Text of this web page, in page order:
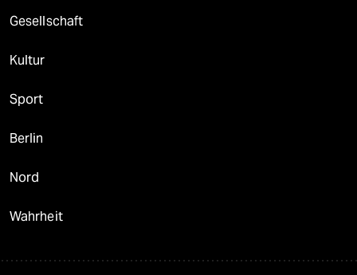
Gesellschaft
Kultur
Sport
Berlin
Nord
Wahrheit